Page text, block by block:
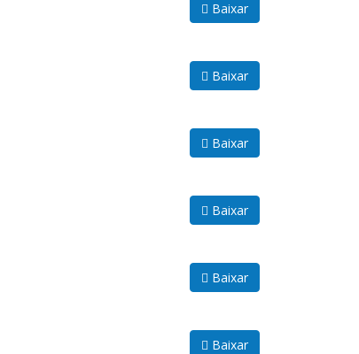
Baixar
Baixar
Baixar
Baixar
Baixar
Baixar